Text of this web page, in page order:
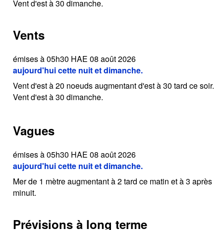
Vent d'est à 30 dimanche.
Vents
émises à 05h30 HAE 08 août 2026
aujourd'hui cette nuit et dimanche.
Vent d'est à 20 noeuds augmentant d'est à 30 tard ce soir.
Vent d'est à 30 dimanche.
Vagues
émises à 05h30 HAE 08 août 2026
aujourd'hui cette nuit et dimanche.
Mer de 1 mètre augmentant à 2 tard ce matin et à 3 après
minuit.
Prévisions à long terme